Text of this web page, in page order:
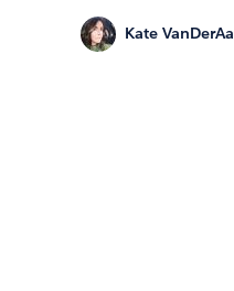
Kate VanDerAa